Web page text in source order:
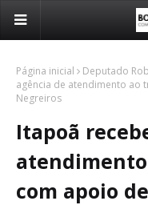
Página inicial Deputado
agência de atendimento ao
Negreiros
Itapoã
com apoio